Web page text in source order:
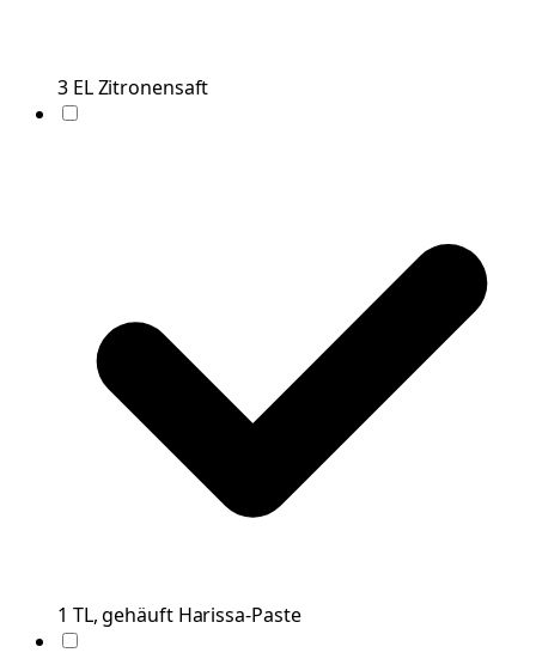
3 ELZitronensaft
1 TL, gehäuft Harissa-Paste